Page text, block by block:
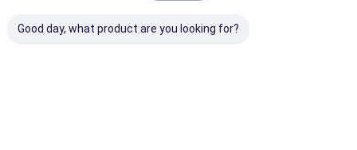
Good day, what product are you looking for?